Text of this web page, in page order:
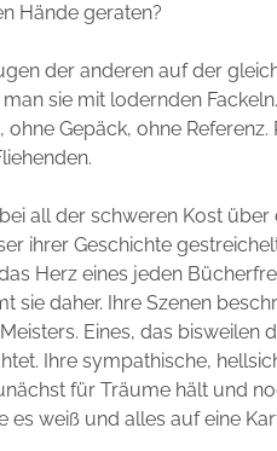
Hände geraten?
der anderen auf der
sie mit lodernden
Gepäck, ohne Referenz.
all der schweren Kost über
ihrer Geschichte
Herz eines jeden
sie daher. Ihre Szenen
Eines, das bisweilen
Ihre sympathische,
für Träume hält und
es weiß und alles auf eine